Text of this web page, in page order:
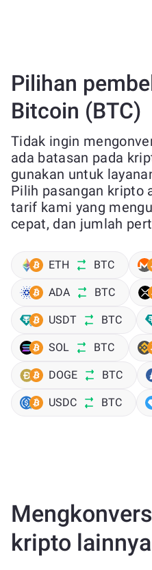
Pilihan
Bitcoin (BTC)
Tidak ingin
ada batasan pada
gunakan untuk
Pilih pasangan kripto
tarif kami yang
cepat, dan jumlah
ETH BTC
ADA BTC
USDT BTC
SOL BTC
DOGE BTC
USDC BTC
kripto